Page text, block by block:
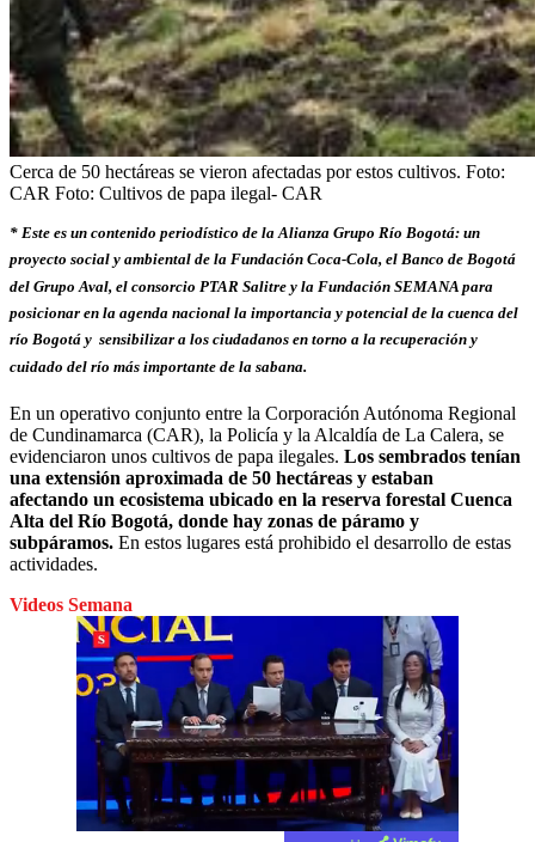
Cerca de 50 hectáreas se vieron afectadas por estos cultivos. Foto:
CAR Foto: Cultivos de papa ilegal- CAR
* Este es un contenido periodístico de la Alianza Grupo Río Bogotá: un
proyecto social y ambiental de la Fundación Coca-Cola, el Banco de Bogotá
del Grupo Aval, el consorcio PTAR Salitre y la Fundación SEMANA para
posicionar en la agenda nacional la importancia y potencial de la cuenca del
río Bogotá y sensibilizar a los ciudadanos en torno a la recuperación y
cuidado del río más importante de la sabana.
En un operativo conjunto entre la Corporación Autónoma Regional
de Cundinamarca (CAR), la Policía y la Alcaldía de La Calera, se
evidenciaron unos cultivos de papa ilegales. Los sembrados tenían
una extensión aproximada de 50 hectáreas y estaban
afectando un ecosistema ubicado en la reserva forestal Cuenca
Alta del Río Bogotá, donde hay zonas de páramo y
subpáramos. En estos lugares está prohibido el desarrollo de estas
actividades.
Videos Semana